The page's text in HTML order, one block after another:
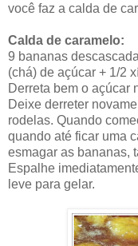
você faz a calda de
Calda de caramelo:
9 bananas
(chá) de açúcar + 1/2
Derreta bem o açúcar
Deixe derreter
rodelas. Quando
quando até ficar uma
esmagar as bananas,
Espalhe
leve para gelar.